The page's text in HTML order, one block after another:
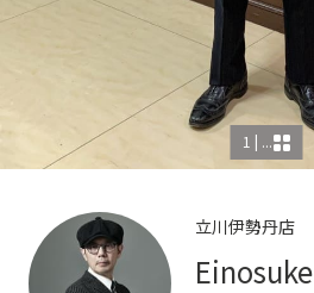
1 | ...
立川伊勢丹店
Einosuke